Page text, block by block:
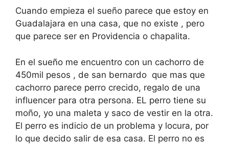
Cuando empieza el sueño parece que estoy en
Guadalajara en una casa, que no existe , pero
que parece ser en Providencia o chapalita.
En el sueño me encuentro con un cachorro de
450mil pesos , de san bernardo que mas que
cachorro parece perro crecido, regalo de una
influencer para otra persona. EL perro tiene su
moño, yo una maleta y saco de vestir en la otra.
El perro es indicio de un problema y locura, por
lo que decido salir de esa casa. El perro no es